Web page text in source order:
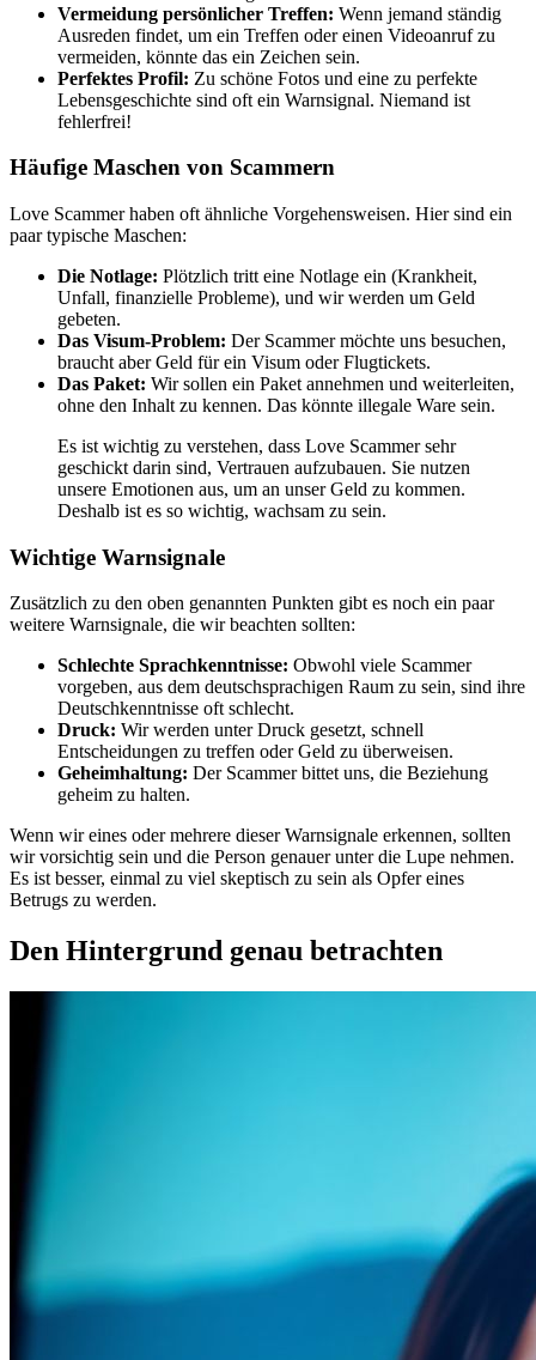
Vermeidung persönlicher Treffen: Wenn jemand ständig
Ausreden findet, um ein Treffen oder einen Videoanruf zu
vermeiden, könnte das ein Zeichen sein.
Perfektes Profil: Zu schöne Fotos und eine zu perfekte
Lebensgeschichte sind oft ein Warnsignal. Niemand ist
fehlerfrei!
Häufige Maschen von Scammern
Love Scammer haben oft ähnliche Vorgehensweisen. Hier sind ein
paar typische Maschen:
Die Notlage: Plötzlich tritt eine Notlage ein (Krankheit,
Unfall, finanzielle Probleme), und wir werden um Geld
gebeten.
Das Visum-Problem: Der Scammer möchte uns besuchen,
braucht aber Geld für ein Visum oder Flugtickets.
Das Paket: Wir sollen ein Paket annehmen und weiterleiten,
ohne den Inhalt zu kennen. Das könnte illegale Ware sein.
Es ist wichtig zu verstehen, dass Love Scammer sehr
geschickt darin sind, Vertrauen aufzubauen. Sie nutzen
unsere Emotionen aus, um an unser Geld zu kommen.
Deshalb ist es so wichtig, wachsam zu sein.
Wichtige Warnsignale
Zusätzlich zu den oben genannten Punkten gibt es noch ein paar
weitere Warnsignale, die wir beachten sollten:
Schlechte Sprachkenntnisse: Obwohl viele Scammer
vorgeben, aus dem deutschsprachigen Raum zu sein, sind ihre
Deutschkenntnisse oft schlecht.
Druck: Wir werden unter Druck gesetzt, schnell
Entscheidungen zu treffen oder Geld zu überweisen.
Geheimhaltung: Der Scammer bittet uns, die Beziehung
geheim zu halten.
Wenn wir eines oder mehrere dieser Warnsignale erkennen, sollten
wir vorsichtig sein und die Person genauer unter die Lupe nehmen.
Es ist besser, einmal zu viel skeptisch zu sein als Opfer eines
Betrugs zu werden.
Den Hintergrund genau betrachten